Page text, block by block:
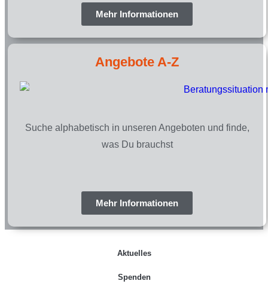
Mehr Informationen
Angebote A-Z
Suche alphabetisch in unseren Angeboten und finde,
was Du brauchst
Mehr Informationen
Aktuelles
Spenden